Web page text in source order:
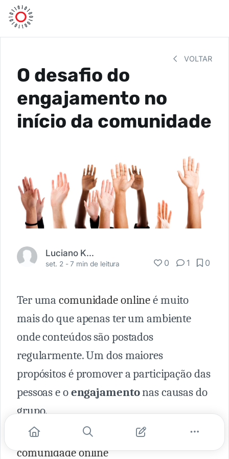
VOLTAR
O desafio do
engajamento no
início da comunidade
Luciano Kalil
set. 2 -7 min de leitura 0 1 0
Ter umacomunidade onlineé muito
mais do que apenas ter um ambiente
onde conteúdos são postados
regularmente. Um dos maiores
propósitos é promover a participação das
pessoas e oengajamentonas causas do
grupo.
LEIA MAIS
Como criar uma
comunidade online